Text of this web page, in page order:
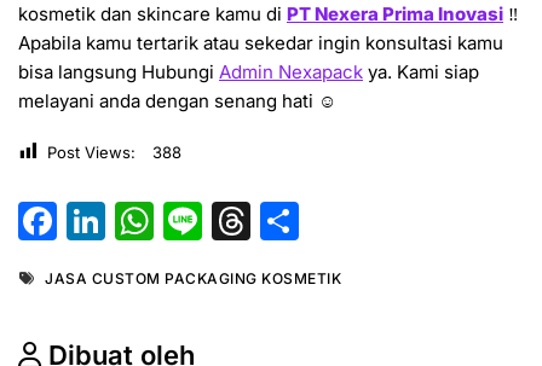
kosmetik dan skincare kamu di PT Nexera Prima Inovasi ‼️
Apabila kamu tertarik atau sekedar ingin konsultasi kamu
bisa langsung Hubungi Admin Nexapack ya. Kami siap
melayani anda dengan senang hati ☺️
Post Views: 388
F
c
e
Li
k
e
W
at
s
Li
e
T
e ar
Tags
JASA CUSTOM PACKAGING KOSMETIK
Dibuat oleh